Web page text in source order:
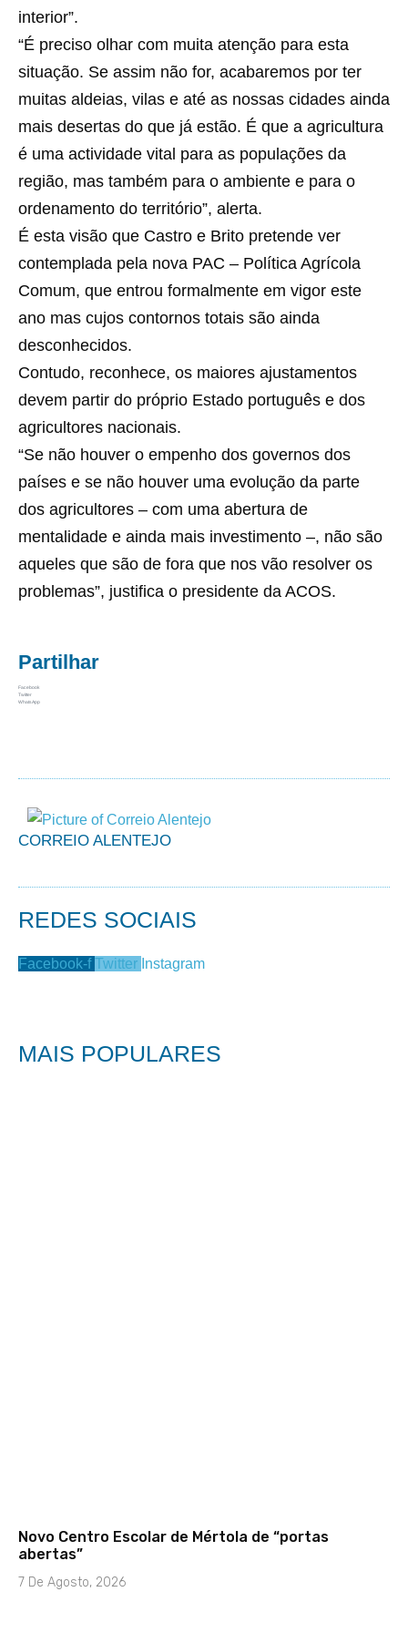
interior”.
“É preciso olhar com muita atenção para esta
situação. Se assim não for, acabaremos por ter
muitas aldeias, vilas e até as nossas cidades ainda
mais desertas do que já estão. É que a agricultura
é uma actividade vital para as populações da
região, mas também para o ambiente e para o
ordenamento do território”, alerta.
É esta visão que Castro e Brito pretende ver
contemplada pela nova PAC – Política Agrícola
Comum, que entrou formalmente em vigor este
ano mas cujos contornos totais são ainda
desconhecidos.
Contudo, reconhece, os maiores ajustamentos
devem partir do próprio Estado português e dos
agricultores nacionais.
“Se não houver o empenho dos governos dos
países e se não houver uma evolução da parte
dos agricultores – com uma abertura de
mentalidade e ainda mais investimento –, não são
aqueles que são de fora que nos vão resolver os
problemas”, justifica o presidente da ACOS.
Partilhar
Facebook
Twitter
WhatsApp
CORREIO ALENTEJO
REDES SOCIAIS
Facebook-f Twitter Instagram
MAIS POPULARES
Novo Centro Escolar de Mértola de “portas
abertas”
7 De Agosto, 2026